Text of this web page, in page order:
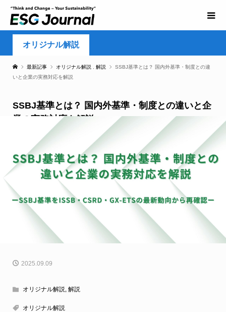
オリジナル解説
最新記事 オリジナル解説 解説
SSBJ基準とは？ 国内外基準・制度との違
いと企業の実務対応を解説
SSBJ基準とは？ 国内外基準・制度との違いと企
業の実務対応を解説
2025.09.09
オリジナル解説, 解説
オリジナル解説